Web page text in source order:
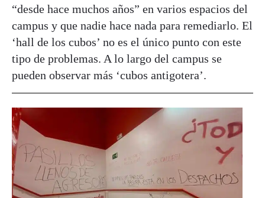
“desde hace muchos años” en varios espacios del
campus y que nadie hace nada para remediarlo. El
‘hall de los cubos’ no es el único punto con este
tipo de problemas. A lo largo del campus se
pueden observar más ‘cubos antigotera’.